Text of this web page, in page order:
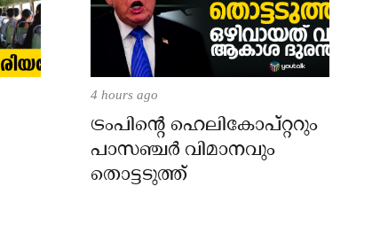
4 hours ago
ട്രംപിന്റെ ഹെലികോപ്റ്ററും
പാസഞ്ചര്‍ വിമാനവും
തൊട്ടടുത്ത്